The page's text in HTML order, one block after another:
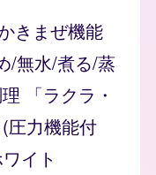
きまぜ機能
/無水/煮る/蒸
「ラクラ・
圧力機能付
イト